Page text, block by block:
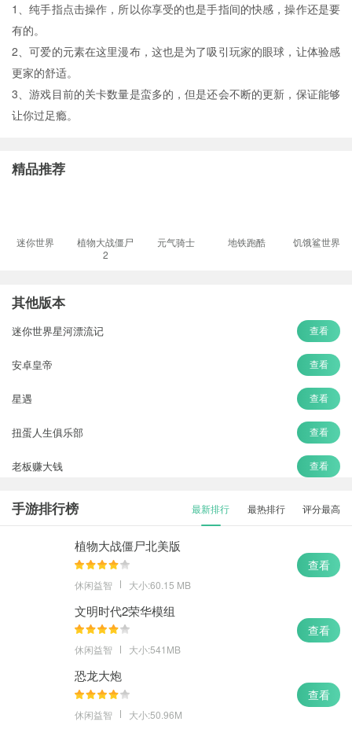
1、纯手指点击操作，所以你享受的也是手指间的快感，操作还是要
有的。
2、可爱的元素在这里漫布，这也是为了吸引玩家的眼球，让体验感
更家的舒适。
3、游戏目前的关卡数量是蛮多的，但是还会不断的更新，保证能够
让你过足瘾。
精品推荐
迷你世界
植物大战僵尸
2
元气骑士 地铁跑酷 饥饿鲨世界
其他版本
迷你世界星河漂流记 查看
安卓皇帝 查看
星遇 查看
扭蛋人生俱乐部 查看
老板赚大钱 查看
舌尖上的小镇
手游排行榜 最新排行 最热排行 评分最高
植物大战僵尸北美版
休闲益智 大小:60.15 MB
查看
文明时代2荣华模组
休闲益智 大小:541MB
查看
恐龙大炮
休闲益智 大小:50.96M
查看